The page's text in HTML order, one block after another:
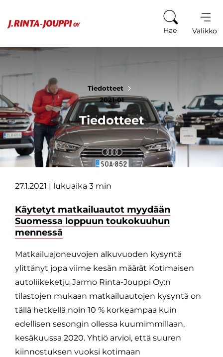
Hae Valikko
Tiedotteet
2021-01
Tiedotteet
27.1.2021 | lukuaika 3 min
Käytetyt matkailuautot myydään
Suomessa loppuun toukokuuhun
mennessä
Matkailuajoneuvojen alkuvuoden kysyntä
ylittänyt jopa viime kesän määrät Kotimaisen
autoliikeketju Jarmo Rinta-Jouppi Oy:n
tilastojen mukaan matkailuautojen kysyntä on
tällä hetkellä noin 10 % korkeampaa kuin
edellisen sesongin ollessa kuumimmillaan,
kesäkuussa 2020. Yhtiö arvioi, että suuren
kiinnostuksen vuoksi kotimaan